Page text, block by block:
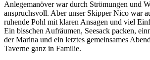
Anlegemanöver war durch Strömungen und
anspruchsvoll. Aber unser Skipper Nico war
ruhende Pohl mit klaren Ansagen und viel
Ein bisschen Aufräumen, Seesack packen,
der Marina und ein letztes gemeinsames
Taverne ganz in Familie.